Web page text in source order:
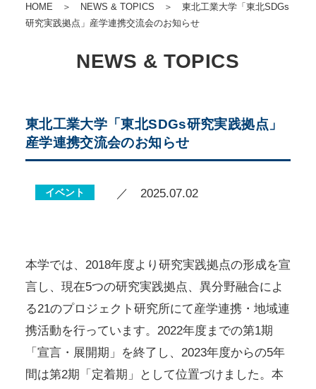
HOME ＞ NEWS & TOPICS ＞ 東北工業大学「東北SDGs
研究実践拠点」産学連携交流会のお知らせ
NEWS & TOPICS
東北工業大学「東北SDGs研究実践拠点」
産学連携交流会のお知らせ
イベント ／ 2025.07.02
本学では、2018年度より研究実践拠点の形成を宣
言し、現在5つの研究実践拠点、異分野融合によ
る21のプロジェクト研究所にて産学連携・地域連
携活動を行っています。2022年度までの第1期
「宣言・展開期」を終了し、2023年度からの5年
間は第2期「定着期」として位置づけました。本